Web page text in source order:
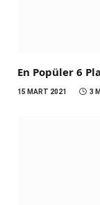
En Popüler 6
15 MART 2021 3